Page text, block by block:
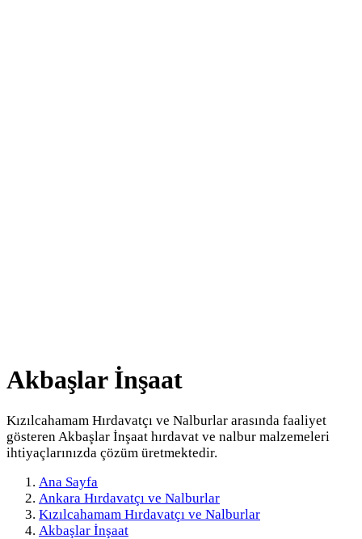
Akbaşlar İnşaat
Kızılcahamam Hırdavatçı ve Nalburlar arasında faaliyet
gösteren Akbaşlar İnşaat hırdavat ve nalbur malzemeleri
ihtiyaçlarınızda çözüm üretmektedir.
Ana Sayfa
Ankara Hırdavatçı ve Nalburlar
Kızılcahamam Hırdavatçı ve Nalburlar
Akbaşlar İnşaat